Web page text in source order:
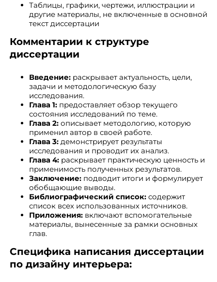
Таблицы, графики, чертежи, иллюстрации и
другие материалы, не включенные в основной
текст диссертации
Комментарии к структуре
диссертации
Введение: раскрывает актуальность, цели,
задачи и методологическую базу
исследования.
Глава 1: предоставляет обзор текущего
состояния исследований по теме.
Глава 2: описывает методологию, которую
применил автор в своей работе.
Глава 3: демонстрирует результаты
исследования и проводит их анализ.
Глава 4: раскрывает практическую ценность и
применимость полученных результатов.
Заключение: подводит итоги и формулирует
обобщающие выводы.
Библиографический список: содержит
список всех использованных источников.
Приложения: включают вспомогательные
материалы, вынесенные за рамки основных
глав.
Специфика написания диссертации
по дизайну интерьера: